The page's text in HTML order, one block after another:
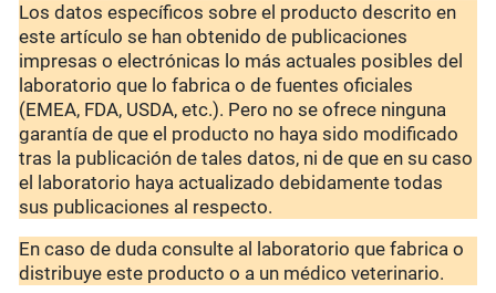
Los datos específicos sobre el producto descrito en
este artículo se han obtenido de publicaciones
impresas o electrónicas lo más actuales posibles del
laboratorio que lo fabrica o de fuentes oficiales
(EMEA, FDA, USDA, etc.). Pero no se ofrece ninguna
garantía de que el producto no haya sido modificado
tras la publicación de tales datos, ni de que en su caso
el laboratorio haya actualizado debidamente todas
sus publicaciones al respecto.
En caso de duda consulte al laboratorio que fabrica o
distribuye este producto o a un médico veterinario.